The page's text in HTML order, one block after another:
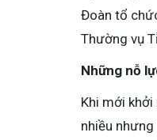
Đoàn tổ
Thường vụ
Những nỗ
Khi mới
nhiều